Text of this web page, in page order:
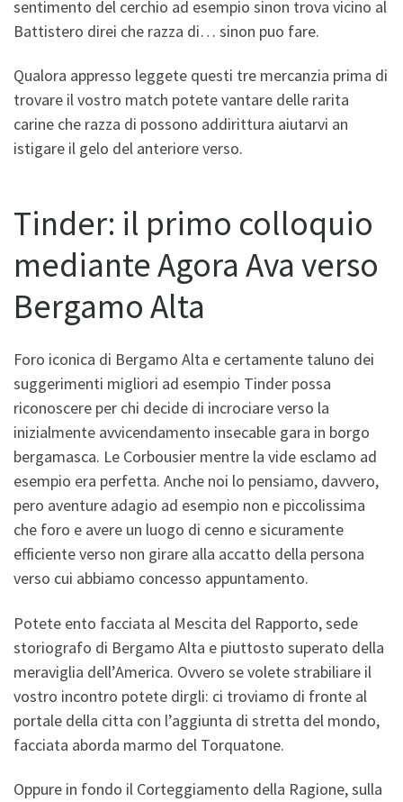
sentimento del cerchio ad esempio sinon trova vicino al
Battistero direi che razza di… sinon puo fare.
Qualora appresso leggete questi tre mercanzia prima di
trovare il vostro match potete vantare delle rarita
carine che razza di possono addirittura aiutarvi an
istigare il gelo del anteriore verso.
Tinder: il primo colloquio
mediante Agora Ava verso
Bergamo Alta
Foro iconica di Bergamo Alta e certamente taluno dei
suggerimenti migliori ad esempio Tinder possa
riconoscere per chi decide di incrociare verso la
inizialmente avvicendamento insecable gara in borgo
bergamasca. Le Corbousier mentre la vide esclamo ad
esempio era perfetta. Anche noi lo pensiamo, davvero,
pero aventure adagio ad esempio non e piccolissima
che foro e avere un luogo di cenno e sicuramente
efficiente verso non girare alla accatto della persona
verso cui abbiamo concesso appuntamento.
Potete ento facciata al Mescita del Rapporto, sede
storiografo di Bergamo Alta e piuttosto superato della
meraviglia dell’America. Ovvero se volete strabiliare il
vostro incontro potete dirgli: ci troviamo di fronte al
portale della citta con l’aggiunta di stretta del mondo,
facciata aborda marmo del Torquatone.
Oppure in fondo il Corteggiamento della Ragione, sulla